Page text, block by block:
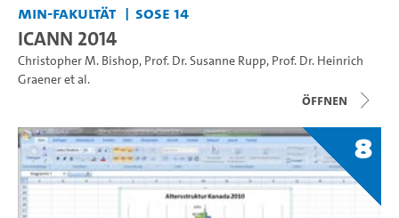
MIN-Fakultät SoSe 14
ICANN 2014
Christopher M. Bishop, Prof. Dr. Susanne Rupp, Prof. Dr. Heinrich
Graeneret al.
Öffnen
8